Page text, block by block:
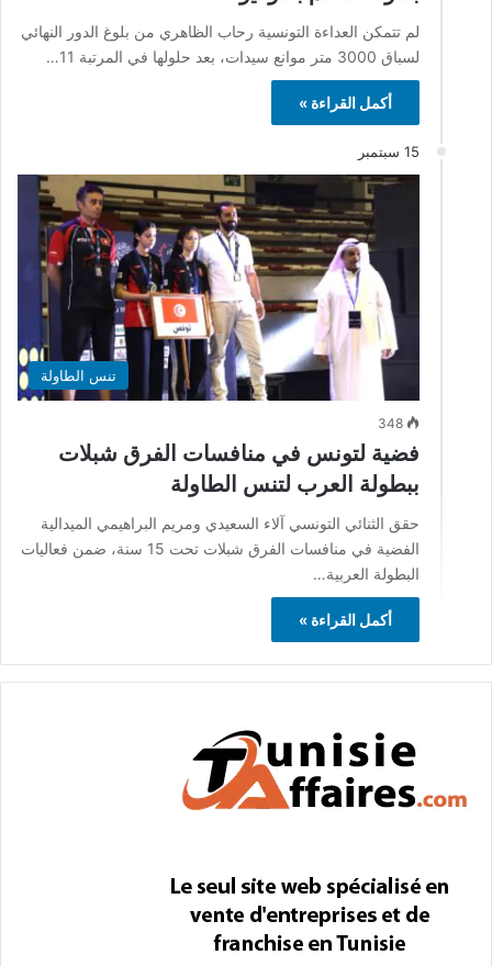
لم تتمكن العداءة التونسية رحاب الظاهري من بلوغ الدور النهائي
لسباق 3000 متر موانع سيدات، بعد حلولها في المرتبة 11…
أكمل القراءة »
15 سبتمبر
تنس الطاولة
348
فضية لتونس في منافسات الفرق شبلات
ببطولة العرب لتنس الطاولة
حقق الثنائي التونسي آلاء السعيدي ومريم البراهيمي الميدالية
الفضية في منافسات الفرق شبلات تحت 15 سنة، ضمن فعاليات
البطولة العربية…
أكمل القراءة »